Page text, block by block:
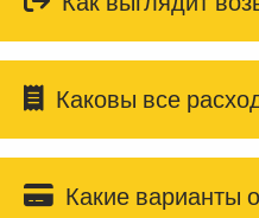
Каковы все
Какие варианты